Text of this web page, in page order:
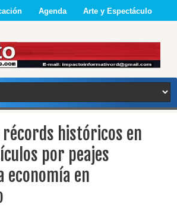
Agenda Arte y Espectáculo
récords históricos en
por peajes
economía en